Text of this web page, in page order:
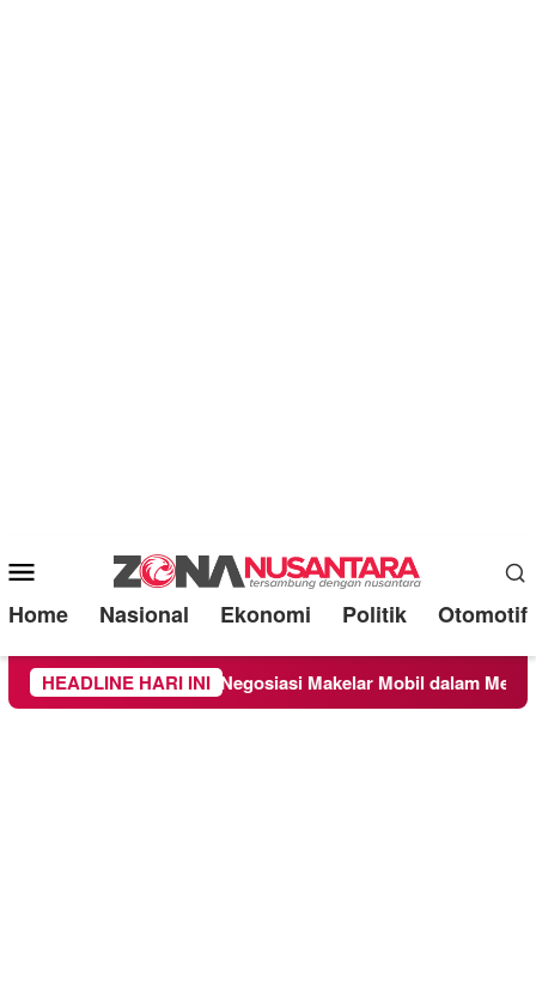
Mobile
Menu
Home Nasional Ekonomi Politik Otomotif
HEADLINE HARI INI
Negosiasi Makelar Mobil dalam Membangun